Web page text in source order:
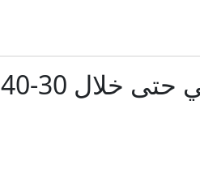
المسلحة
نائب ألماني: أوكرانيا لن تصل إلى معايير الاتحاد الأوروبي حتى خلال 30-40